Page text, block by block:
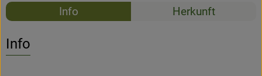
Rezepte
Info Herkunft
Info